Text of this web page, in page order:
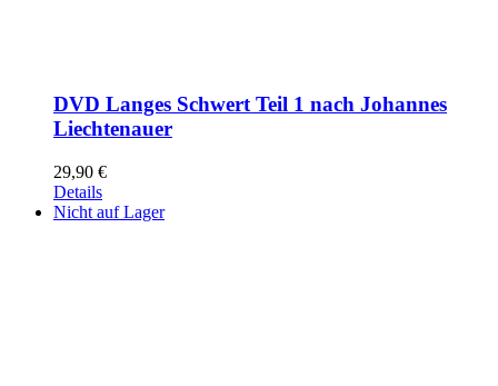
DVD Langes Schwert Teil 1 nach Johannes
Liechtenauer
29,90 €
Details
Nicht auf Lager